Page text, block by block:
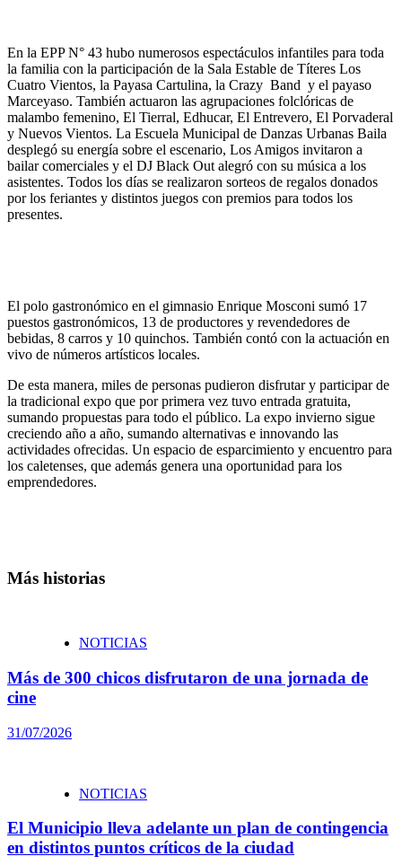
En la EPP N° 43 hubo numerosos espectáculos infantiles para toda
la familia con la participación de la Sala Estable de Títeres Los
Cuatro Vientos, la Payasa Cartulina, la Crazy Band y el payaso
Marceyaso. También actuaron las agrupaciones folclóricas de
malambo femenino, El Tierral, Edhucar, El Entrevero, El Porvaderal
y Nuevos Vientos. La Escuela Municipal de Danzas Urbanas Baila
desplegó su energía sobre el escenario, Los Amigos invitaron a
bailar comerciales y el DJ Black Out alegró con su música a los
asistentes. Todos los días se realizaron sorteos de regalos donados
por los feriantes y distintos juegos con premios para todos los
presentes.
El polo gastronómico en el gimnasio Enrique Mosconi sumó 17
puestos gastronómicos, 13 de productores y revendedores de
bebidas, 8 carros y 10 quinchos. También contó con la actuación en
vivo de números artísticos locales.
De esta manera, miles de personas pudieron disfrutar y participar de
la tradicional expo que por primera vez tuvo entrada gratuita,
sumando propuestas para todo el público. La expo invierno sigue
creciendo año a año, sumando alternativas e innovando las
actividades ofrecidas. Un espacio de esparcimiento y encuentro para
los caletenses, que además genera una oportunidad para los
emprendedores.
Más historias
NOTICIAS
Más de 300 chicos disfrutaron de una jornada de
cine
31/07/2026
NOTICIAS
El Municipio lleva adelante un plan de contingencia
en distintos puntos críticos de la ciudad